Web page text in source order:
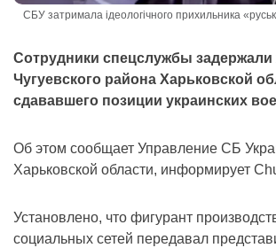
СБУ затримала ідеологічного прихильника
Сотрудники спецслужбы задержали
Чугуевского района Харьковской
сдававшего позиции украинских
Об этом сообщает Управление СБ
Харьковской области, информирует
Установлено, что фигурант
социальных сетей передавал